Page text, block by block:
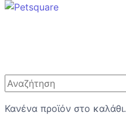
Κανένα προϊόν στο καλάθι.